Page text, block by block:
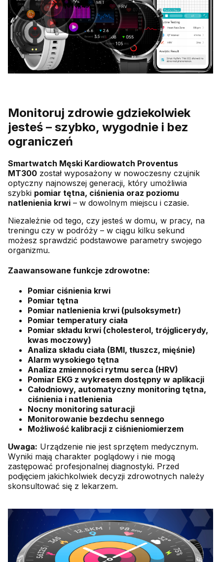
Monitoruj zdrowie gdziekolwiek
jesteś – szybko, wygodnie i bez
ograniczeń
Smartwatch Męski Kardiowatch Proventus
MT300 został wyposażony w nowoczesny czujnik
optyczny najnowszej generacji, który umożliwia
szybki pomiar tętna, ciśnienia oraz poziomu
natlenienia krwi – w dowolnym miejscu i czasie.
Niezależnie od tego, czy jesteś w domu, w pracy, na
treningu czy w podróży – w ciągu kilku sekund
możesz sprawdzić podstawowe parametry swojego
organizmu.
Zaawansowane funkcje zdrowotne:
Pomiar ciśnienia krwi
Pomiar tętna
Pomiar natlenienia krwi (pulsoksymetr)
Pomiar temperatury ciała
Pomiar składu krwi (cholesterol, trójglicerydy,
kwas moczowy)
Analiza składu ciała (BMI, tłuszcz, mięśnie)
Alarm wysokiego tętna
Analiza zmienności rytmu serca (HRV)
Pomiar EKG z wykresem dostępny w aplikacji
Całodniowy, automatyczny monitoring tętna,
ciśnienia i natlenienia
Nocny monitoring saturacji
Monitorowanie bezdechu sennego
Możliwość kalibracji z ciśnieniomierzem
Uwaga: Urządzenie nie jest sprzętem medycznym.
Wyniki mają charakter poglądowy i nie mogą
zastępować profesjonalnej diagnostyki. Przed
podjęciem jakichkolwiek decyzji zdrowotnych należy
skonsultować się z lekarzem.